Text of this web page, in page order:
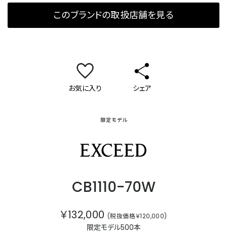
このブランドの取扱店舗を見る
お気に入り シェア
限定モデル
CB1110-70W
￥132,000 (税抜価格￥120,000)
限定モデル500本